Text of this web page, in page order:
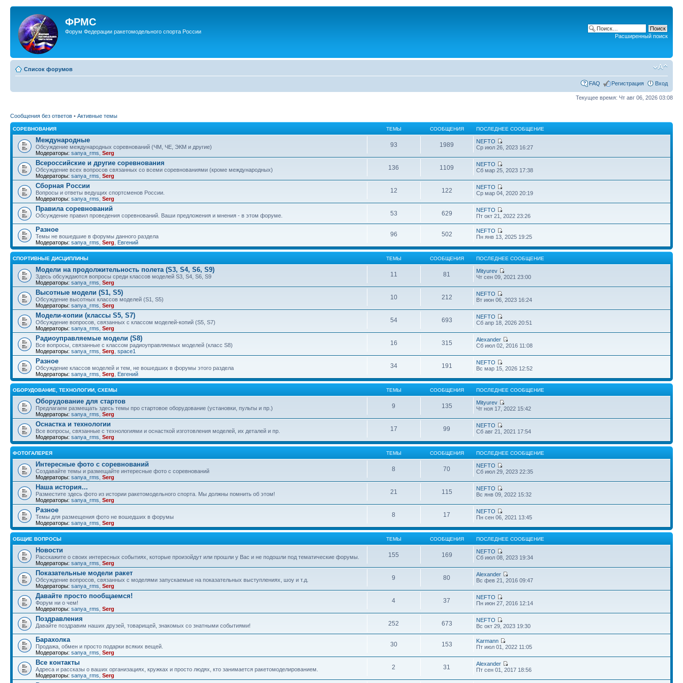
ФРМС
Форум Федерации ракетомодельного спорта России
Расширенный поиск
Список форумов
FAQ Регистрация Вход
Текущее время: Чт авг 06, 2026 03:08
Сообщения без ответов • Активные темы
СОРЕВНОВАНИЯ ТЕМЫ СООБЩЕНИЯ ПОСЛЕДНЕЕ СООБЩЕНИЕ
Международные
Обсуждение международных соревнований (ЧМ, ЧЕ, ЭКМ и другие)
Модераторы: sanya_rms Serg
93 1989
NEFTO
Ср июл 26, 2023 16:27
Всероссийские и другие соревнования
Обсуждение всех вопросов связанных со всеми соревнованиями (кроме международных)
Модераторы: sanya_rms Serg
136 1109
NEFTO
Сб мар 25, 2023 17:38
Сборная России
Вопросы и ответы ведущих спортсменов России.
Модераторы: sanya_rms Serg
12 122
NEFTO
Ср мар 04, 2020 20:19
Правила соревнований
Обсуждение правил проведения соревнований. Ваши предложения и мнения - в этом форуме. 53 629
NEFTO
Пт окт 21, 2022 23:26
Разное
Темы не вошедшие в форумы данного раздела
Модераторы: sanya_rms Serg Евгений
96 502
NEFTO
Пн янв 13, 2025 19:25
СПОРТИВНЫЕ ДИСЦИПЛИНЫ ТЕМЫ СООБЩЕНИЯ ПОСЛЕДНЕЕ СООБЩЕНИЕ
Модели на продолжительность полета (S3, S4, S6, S9)
Здесь обсуждаются вопросы среди классов моделей S3, S4, S6, S9
Модераторы: sanya_rms Serg
11 81
Mityurev
Чт сен 09, 2021 23:00
Высотные модели (S1, S5)
Обсуждение высотных классов моделей (S1, S5)
Модераторы: sanya_rms Serg
10 212
NEFTO
Вт июн 06, 2023 16:24
Модели-копии (классы S5, S7)
Обсуждение вопросов, связанных с классом моделей-копий (S5, S7)
Модераторы: sanya_rms Serg
54 693
NEFTO
Сб апр 18, 2026 20:51
Радиоуправляемые модели (S8)
Все вопросы, связанные с классом радиоуправляемых моделей (класс S8)
Модераторы: sanya_rms Serg space1
16 315
Alexander
Сб июл 02, 2016 11:08
Разное
Обсуждение классов моделей и тем, не вошедших в форумы этого раздела
Модераторы: sanya_rms Serg Евгений
34 191
NEFTO
Вс мар 15, 2026 12:52
ОБОРУДОВАНИЕ, ТЕХНОЛОГИИ, СХЕМЫ ТЕМЫ СООБЩЕНИЯ ПОСЛЕДНЕЕ СООБЩЕНИЕ
Оборудование для стартов
Предлагаем размещать здесь темы про стартовое оборудование (установки, пульты и пр.)
Модераторы: sanya_rms Serg
9 135
Mityurev
Чт ноя 17, 2022 15:42
Оснастка и технологии
Все вопросы, связанные с технологиями и оснасткой изготовления моделей, их деталей и пр.
Модераторы: sanya_rms Serg
17 99
NEFTO
Сб авг 21, 2021 17:54
ФОТОГАЛЕРЕЯ ТЕМЫ СООБЩЕНИЯ ПОСЛЕДНЕЕ СООБЩЕНИЕ
Интересные фото с соревнований
Создавайте темы и размещайте интересные фото с соревнований
Модераторы: sanya_rms Serg
8 70
NEFTO
Сб июл 29, 2023 22:35
Наша история...
Разместите здесь фото из истории ракетомодельного спорта. Мы должны помнить об этом!
Модераторы: sanya_rms Serg
21 115
NEFTO
Вс янв 09, 2022 15:32
Разное
Темы для размещения фото не вошедших в форумы
Модераторы: sanya_rms Serg
8 17
NEFTO
Пн сен 06, 2021 13:45
ОБЩИЕ ВОПРОСЫ ТЕМЫ СООБЩЕНИЯ ПОСЛЕДНЕЕ СООБЩЕНИЕ
Новости
Расскажите о своих интересных событиях, которые произойдут или прошли у Вас и не подошли под тематические форумы.
Модераторы: sanya_rms Serg
155 169
NEFTO
Сб июл 08, 2023 19:34
Показательные модели ракет
Обсуждение вопросов, связанных с моделями запускаемые на показательных выступлениях, шоу и т.д.
Модераторы: sanya_rms Serg
9 80
Alexander
Вс фев 21, 2016 09:47
Давайте просто пообщаемся!
Форум ни о чем!
Модераторы: sanya_rms Serg
4 37
NEFTO
Пн июн 27, 2016 12:14
Поздравления
Давайте поздравим наших друзей, товарищей, знакомых со знатными событиями! 252 673
NEFTO
Вс окт 29, 2023 19:30
Барахолка
Продажа, обмен и просто подарки всяких вещей.
Модераторы: sanya_rms Serg
30 153
Karmann
Пт июл 01, 2022 11:05
Все контакты
Адреса и рассказы о ваших организациях, кружках и просто людях, кто занимается ракетомоделированием.
Модераторы: sanya_rms Serg
2 31
Alexander
Пт сен 01, 2017 18:56